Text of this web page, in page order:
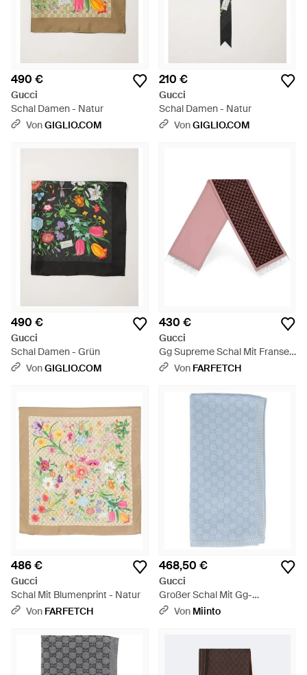
490 €
Gucci
Schal Damen - Natur
VonGIGLIO.COM
210 €
Gucci
Schal Damen - Natur
VonGIGLIO.COM
490 €
Gucci
Schal Damen - Grün
VonGIGLIO.COM
430 €
Gucci
Gg Supreme Schal Mit Fransen
- Mehrfarbig
Von FARFETCH
486 €
Gucci
Schal Mit Blumenprint - Natur
Von FARFETCH
468,50 €
Gucci
Großer Schal Mit Gg-
Monogramm - Blau
Von Miinto